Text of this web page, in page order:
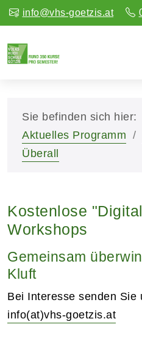
info@vhs-goetzis.at
Sie befinden sich hier:
Aktuelles Programm
Überall
Kostenlose
Workshops
Gemeinsam
Kluft
Bei Interesse senden Sie
info(at)vhs-goetzis.at